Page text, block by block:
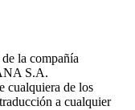
la compañía
S.A.
cualquiera de los
a cualquier